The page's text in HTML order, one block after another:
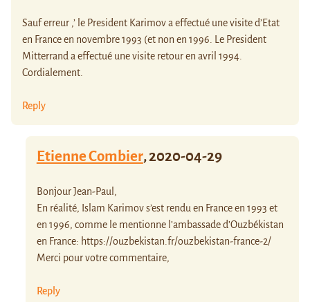
Sauf erreur ,’ le President Karimov a effectué une visite d’Etat
en France en novembre 1993 (et non en 1996. Le President
Mitterrand a effectué une visite retour en avril 1994.
Cordialement.
Reply
Etienne Combier,2020-04-29
Bonjour Jean-Paul,
En réalité, Islam Karimov s’est rendu en France en 1993 et
en 1996, comme le mentionne l’ambassade d’Ouzbékistan
en France: https://ouzbekistan.fr/ouzbekistan-france-2/
Merci pour votre commentaire,
Reply